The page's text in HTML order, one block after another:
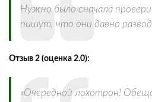
Нужно было сначала
пишут, что они давно
Отзыв 2 (оценка 2.0):
«Очередной лохотрон!